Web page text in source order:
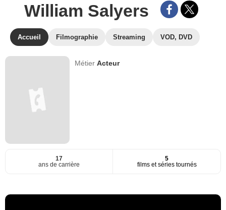
William Salyers
Accueil Filmographie Streaming VOD, DVD
MétierActeur
17
ans de carrière
5
films et séries tournés